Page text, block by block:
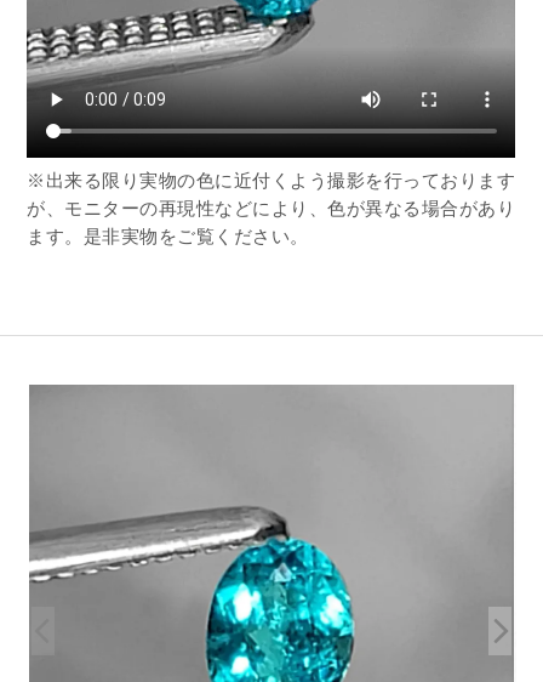
※出来る限り実物の色に近付くよう撮影を行っております
が、モニターの再現性などにより、色が異なる場合があり
ます。是非実物をご覧ください。